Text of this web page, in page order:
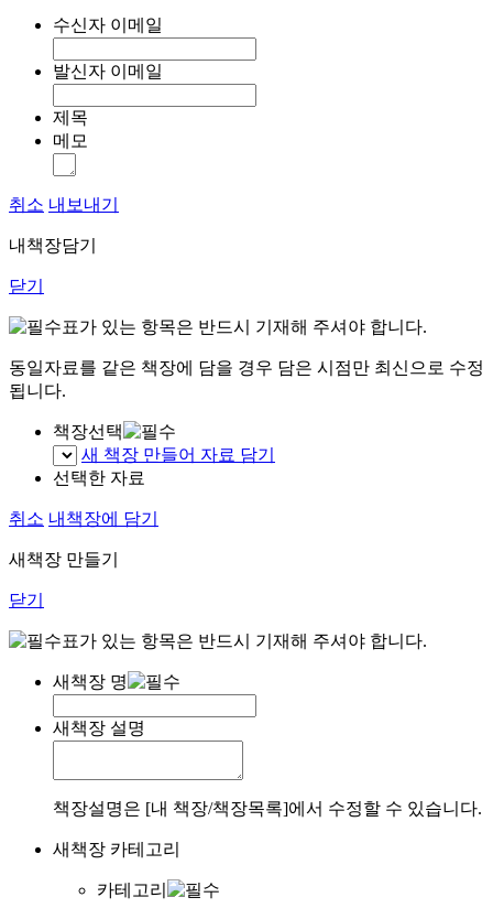
수신자 이메일
발신자 이메일
제목
메모
취소 내보내기
내책장담기
닫기
표가 있는 항목은 반드시 기재해 주셔야 합니다.
동일자료를 같은 책장에 담을 경우 담은 시점만 최신으로 수정
됩니다.
책장선택
새 책장 만들어 자료 담기
선택한 자료
취소 내책장에 담기
새책장 만들기
닫기
표가 있는 항목은 반드시 기재해 주셔야 합니다.
새책장 명
새책장 설명
책장설명은 [내 책장/책장목록]에서 수정할 수 있습니다.
새책장 카테고리
카테고리